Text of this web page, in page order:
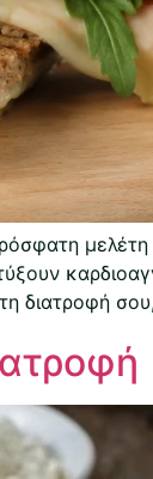
μελέτη
διατροφή